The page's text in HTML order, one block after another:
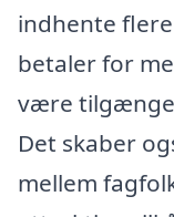
indhente
betaler for
være
Det skaber
mellem